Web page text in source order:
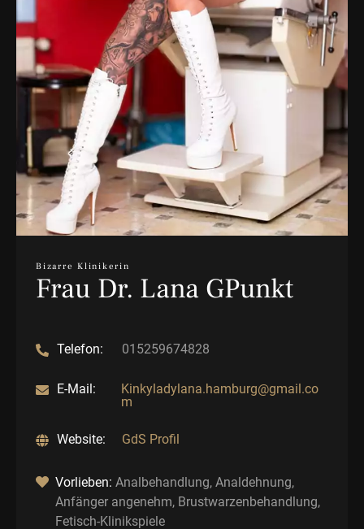
Bizarre Klinikerin
Frau Dr. Lana GPunkt
Telefon: 015259674828
E-Mail:
Kinkyladylana.hamburg@gmail.co
m
Website: GdS Profil
Vorlieben:Analbehandlung, Analdehnung,
Anfänger angenehm, Brustwarzenbehandlung,
Fetisch-Klinikspiele